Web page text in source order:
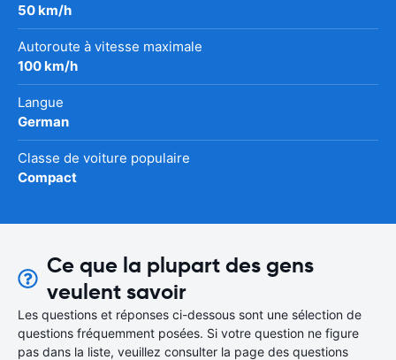
50 km/h
Autoroute à vitesse maximale
100 km/h
Langue
German
Classe de voiture populaire
Compact
Ce que la plupart des gens
veulent savoir
Les questions et réponses ci-dessous sont une sélection de
questions fréquemment posées. Si votre question ne figure
pas dans la liste, veuillez consulter la page des questions